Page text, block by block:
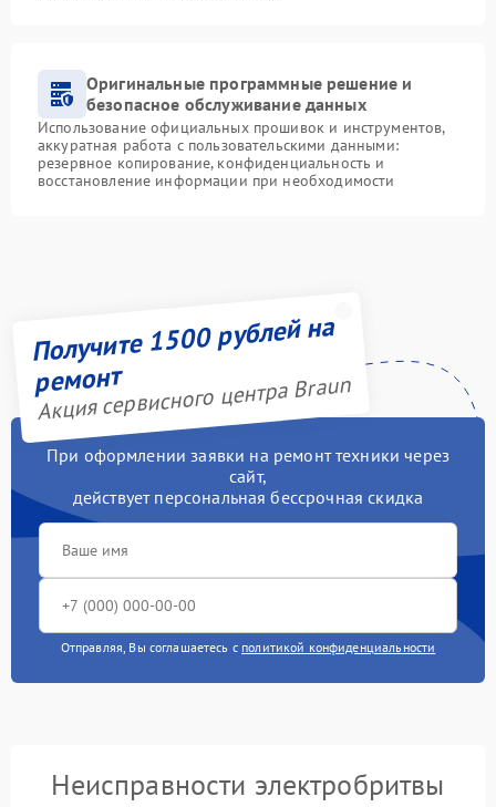
Оригинальные программные решение и
безопасное обслуживание данных
Использование официальных прошивок и инструментов,
аккуратная работа с пользовательскими данными:
резервное копирование, конфиденциальность и
восстановление информации при необходимости
Получите 1500 рублей на
ремонт
Акция сервисного центра Braun
При оформлении заявки на ремонт техники через
сайт,
действует персональная бессрочная скидка
Отправляя, Вы соглашаетесь с политикой конфиденциальности
Неисправности электробритвы